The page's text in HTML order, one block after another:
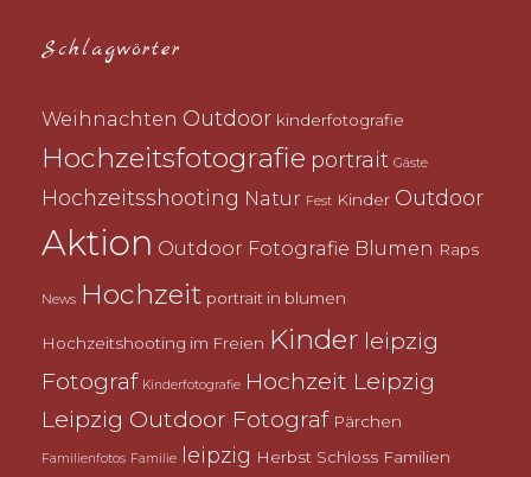
Schlagwörter
Weihnachten Outdoor kinderfotografie
Hochzeitsfotografie portrait Gäste
Hochzeitsshooting Natur Fest Kinder Outdoor
Aktion Outdoor Fotografie Blumen Raps
News Hochzeit portrait in blumen
Hochzeitshooting im Freien Kinder leipzig
Fotograf Kinderfotografie Hochzeit Leipzig
Leipzig Outdoor Fotograf Pärchen
Familienfotos Familie leipzig Herbst Schloss Familien